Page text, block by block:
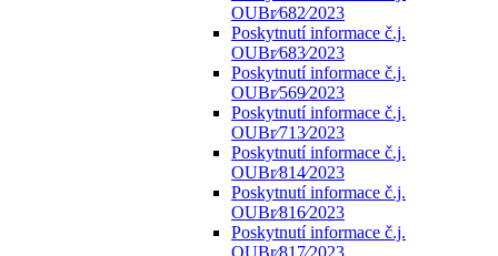
OUBr⁄682⁄2023
Poskytnutí informace č.j.
OUBr⁄683⁄2023
Poskytnutí informace č.j.
OUBr⁄569⁄2023
Poskytnutí informace č.j.
OUBr⁄713⁄2023
Poskytnutí informace č.j.
OUBr⁄814⁄2023
Poskytnutí informace č.j.
OUBr⁄816⁄2023
Poskytnutí informace č.j.
OUBr⁄817⁄2023